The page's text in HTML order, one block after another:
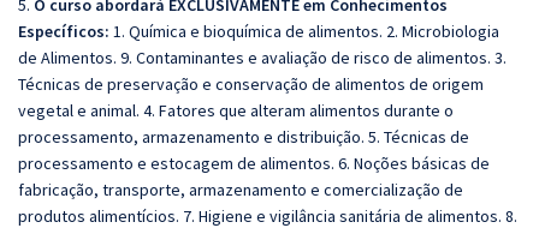
5. O curso abordará EXCLUSIVAMENTE em Conhecimentos
Específicos: 1. Química e bioquímica de alimentos. 2. Microbiologia
de Alimentos. 9. Contaminantes e avaliação de risco de alimentos. 3.
Técnicas de preservação e conservação de alimentos de origem
vegetal e animal. 4. Fatores que alteram alimentos durante o
processamento, armazenamento e distribuição. 5. Técnicas de
processamento e estocagem de alimentos. 6. Noções básicas de
fabricação, transporte, armazenamento e comercialização de
produtos alimentícios. 7. Higiene e vigilância sanitária de alimentos. 8.